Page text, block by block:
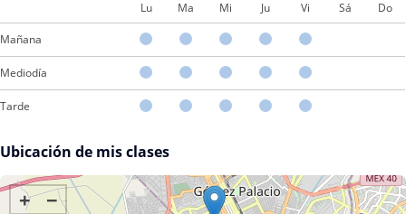
Lu Ma Mi Ju Vi Sá Do
Mañana
Mediodía
Tarde
Ubicación de mis clases
+ −